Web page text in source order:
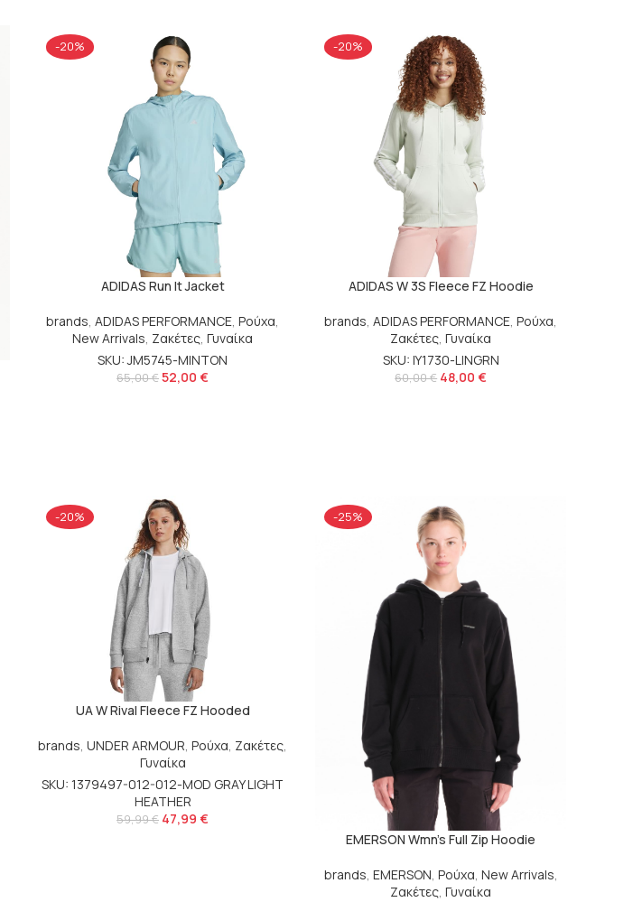
ADIDAS Run It Jacket
brands ,ADIDAS PERFORMANCE ,Ρούχα
New Arrivals Ζακέτες ,Γυναίκα
SKU: JM5745-MINTON
65,00€52,00 €
-20%
ADIDAS W 3S Fleece FZ Hoodie
brands ,ADIDAS PERFORMANCE ,Ρούχα
Ζακέτες ,Γυναίκα
SKU: IY1730-LINGRN
60,00€ 48,00 €
-20%
UA W Rival Fleece FZ Hooded
brands,UNDER ARMOUR,Ρούχα, Ζακέτες,
Γυναίκα
SKU: 1379497-012-012-MOD GRAY LIGHT
HEATHER
59,99€ 47,99 €
-20%
EMERSON Wmn’s Full Zip Hoodie
brands, EMERSON, Ρούχα, New Arrivals,
Ζακέτες,Γυναίκα
-25%